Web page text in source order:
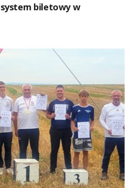
biletowy w